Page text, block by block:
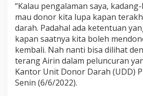
“Kalau pengalaman saya,
mau donor kita lupa kapan
darah. Padahal ada ketentuan
kapan saatnya kita boleh
kembali. Nah nanti bisa dilihat
terang Airin dalam peluncuran
Kantor Unit Donor Darah (UDD)
Senin (6/6/2022).